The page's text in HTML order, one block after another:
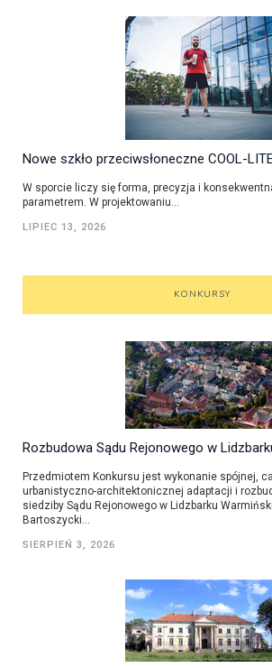
Nowe szkło przeciwsłoneczne COOL-
W sporcie liczy się forma, precyzja i
parametrem. W projektowaniu...
LIPIEC 13, 2026
KONKURSY
Rozbudowa Sądu Rejonowego w
Przedmiotem Konkursu jest wykonanie spójnej,
urbanistyczno-architektonicznej adaptacji i
siedziby Sądu Rejonowego w Lidzbarku
Bartoszycki...
SIERPIEŃ 3, 2026